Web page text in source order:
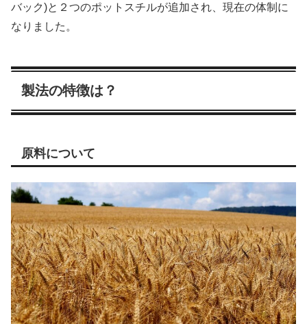
バック)と２つのポットスチルが追加され、現在の体制に
なりました。
製法の特徴は？
原料について